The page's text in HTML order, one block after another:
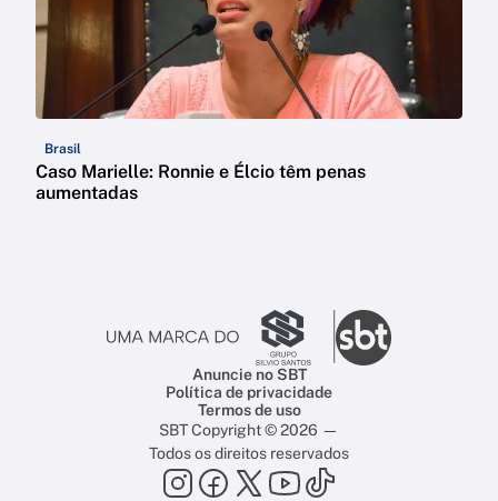
Brasil
Caso Marielle: Ronnie e Élcio têm penas
aumentadas
Anuncie no SBT
Política de privacidade
Termos de uso
SBT Copyright © 2026 —
Todos os direitos reservados